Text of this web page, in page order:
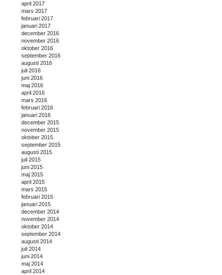
april 2017
mars 2017
februari 2017
januari 2017
december 2016
november 2016
oktober 2016
september 2016
augusti 2016
juli 2016
juni 2016
maj 2016
april 2016
mars 2016
februari 2016
januari 2016
december 2015
november 2015
oktober 2015
september 2015
augusti 2015
juli 2015
juni 2015
maj 2015
april 2015
mars 2015
februari 2015
januari 2015
december 2014
november 2014
oktober 2014
september 2014
augusti 2014
juli 2014
juni 2014
maj 2014
april 2014